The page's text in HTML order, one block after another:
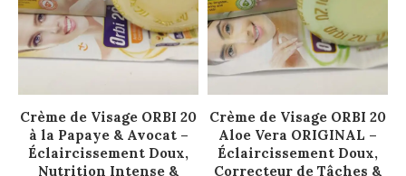
AJOUTER AU PANIER
Crème de Visage ORBI 20
à la Papaye & Avocat –
Éclaircissement Doux,
Nutrition Intense &
AJOUTER AU PANIER
Crème de Visage ORBI 20
Aloe Vera ORIGINAL –
Éclaircissement Doux,
Correcteur de Tâches &